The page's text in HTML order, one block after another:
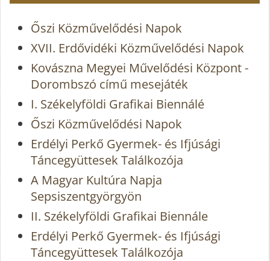
Őszi Közművelődési Napok
XVII. Erdővidéki Közművelődési Napok
Kovászna Megyei Művelődési Központ -
Dorombszó című mesejáték
I. Székelyföldi Grafikai Biennálé
Őszi Közművelődési Napok
Erdélyi Perkő Gyermek- és Ifjúsági
Táncegyüttesek Találkozója
A Magyar Kultúra Napja
Sepsiszentgyörgyön
II. Székelyföldi Grafikai Biennále
Erdélyi Perkő Gyermek- és Ifjúsági
Táncegyüttesek Találkozója